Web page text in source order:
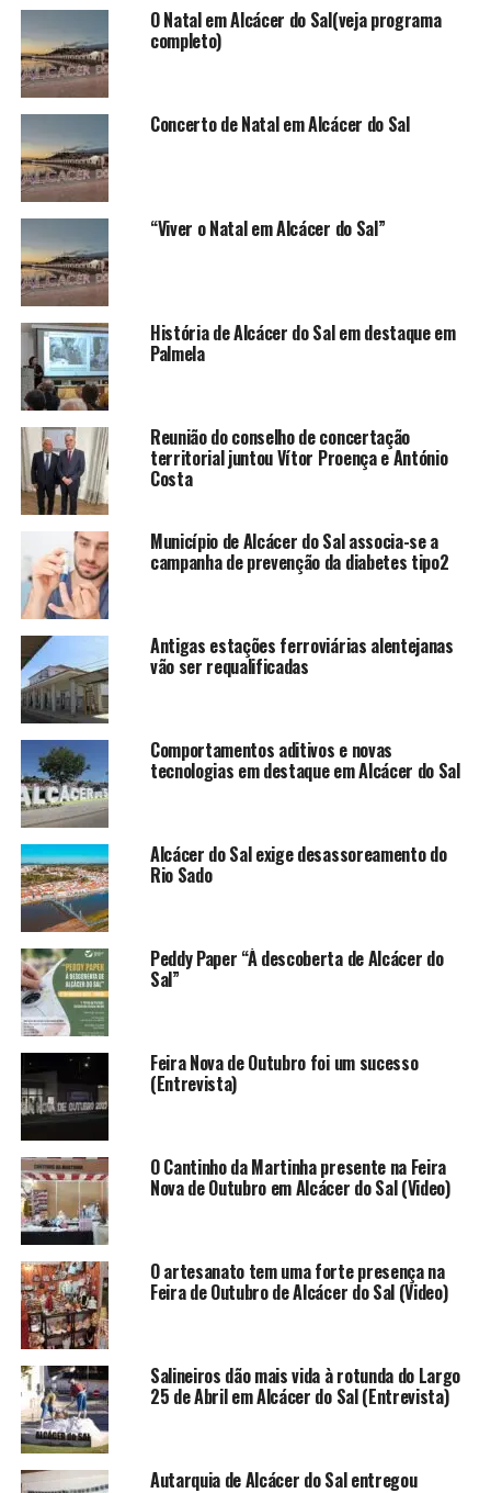
O Natal em Alcácer do Sal(veja programa
completo)
Concerto de Natal em Alcácer do Sal
“Viver o Natal em Alcácer do Sal”
História de Alcácer do Sal em destaque em
Palmela
Reunião do conselho de concertação
territorial juntou Vítor Proença e António
Costa
Município de Alcácer do Sal associa-se a
campanha de prevenção da diabetes tipo2
Antigas estações ferroviárias alentejanas
vão ser requalificadas
Comportamentos aditivos e novas
tecnologias em destaque em Alcácer do Sal
Alcácer do Sal exige desassoreamento do
Rio Sado
Peddy Paper “À descoberta de Alcácer do
Sal”
Feira Nova de Outubro foi um sucesso
(Entrevista)
O Cantinho da Martinha presente na Feira
Nova de Outubro em Alcácer do Sal (Video)
O artesanato tem uma forte presença na
Feira de Outubro de Alcácer do Sal (Video)
Salineiros dão mais vida à rotunda do Largo
25 de Abril em Alcácer do Sal (Entrevista)
Autarquia de Alcácer do Sal entregou